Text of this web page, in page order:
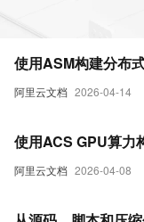
阿里云文档 2026-04-14
使用ASM构建分布
阿里云文档 2026-04-08
使用ACS GPU算力